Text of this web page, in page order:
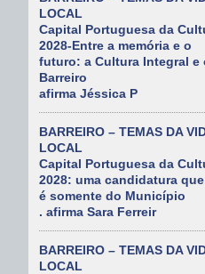
LOCAL
Capital Portuguesa da
2028-Entre a memória e o
futuro: a Cultura Integral e
Barreiro
afirma Jéssica P
BARREIRO – TEMAS DA
LOCAL
Capital Portuguesa da
2028: uma candidatura
é somente do Município
. afirma Sara Ferreir
BARREIRO – TEMAS DA
LOCAL